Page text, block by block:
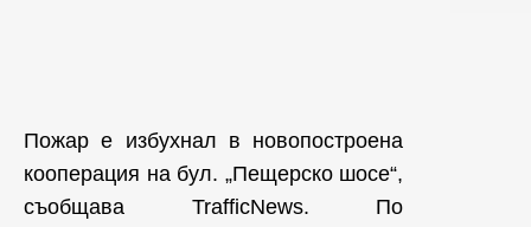
Пожар е избухнал в новопостроена
кооперация на бул. „Пещерско шосе“,
съобщава TrafficNews. По